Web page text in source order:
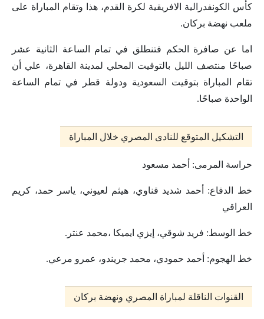
كأس الكونفدرالية الافريقية لكرة القدم، هذا وتقام المباراة على
ملعب نهضة بركان.
اما عن صافرة الحكم فتنطلق في تمام الساعة الثانية عشر
صباحًا منتصف الليل بالتوقيت المحلي لمدينة القاهرة، علي أن
تقام المباراة بتوقيت السعودية ودولة قطر في تمام الساعة
الواحدة صباحًا.
التشكيل المتوقع للنادى المصري خلال المباراة
حراسة المرمى: أحمد مسعود
خط الدفاع: أحمد شديد قناوي، هيثم لعيوني، ياسر حمد، كريم
العراقي
خط الوسط: فريد شوقي، إيزي ايميكا ،محمد عنتر.
خط الهجوم: أحمد حمودي، محمد جريندو، عمرو مرعي.
القنوات الناقلة لمباراة المصري ونهضة بركان